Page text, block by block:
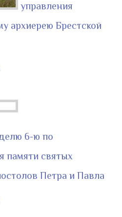
управления
архиерею Брестской
6-ю по
памяти святых
Петра и Павла